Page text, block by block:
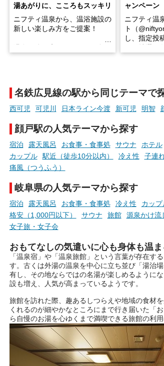
湯あがりに、こころもスッキリ
ニフティ温泉から、温浴施設の
新しい楽しみ方をご提案！
手相やタロットなど気軽に楽し
める占いで、“ととのう”おふろ
時間を、もっと特別に。
ャンペーン
ニフティ温
ト（
し、指定投
名鉄広見線の駅から同じテーマで
西可児 可児川 日本ライン今渡 新可児 明智
顔戸駅の人気テーマから探す
宿泊 露天風呂 お食事・食事処 サウナ ホテル
カップル
駅近（徒歩10分以内） 冷え性 子連
痛風（つうふう）
岐阜県の人気テーマから探す
宿泊 露天風呂 お食事・食事処 冷え性 カップ
格安（1,000円以下）
サウナ 旅館 源泉かけ流
女子旅・女子会
おもてなしの気遣いに心も身体も温
「温泉宿」や「温泉旅館」という言葉が存在す
す。古くは外湯の温泉を中心に立ち並び「湯治
有し、その地ならではの名湯が楽しめるように
設も増え、人気が高まっているようです。
旅館を訪れた際、趣あるしつらえや地域の食材
くれるのが細やかなところにまで行き届いた「
ら自慢のお湯を心ゆくまで満喫できる旅館の利